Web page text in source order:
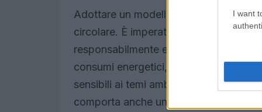
I want
Adottare un modello di IT sostenibile
circolare. È imperativo che le aziende
responsabilmente e riciclino
consumi energetici, ma migliora
sensibili ai temi ambientali. La
comporta anche un impatto